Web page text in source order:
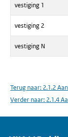
vestiging 1
vestiging 2
vestiging N
Terug naar: 2.1.2
Verder naar: 2.1.4